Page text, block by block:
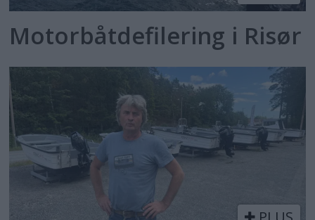
Motorbåtdefilering i Risør